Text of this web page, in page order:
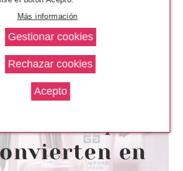
SALLY HANSEN
SALLY HANSEN COLOUR
Pvr 2.70€
-49%
desde
1.38€
Más información